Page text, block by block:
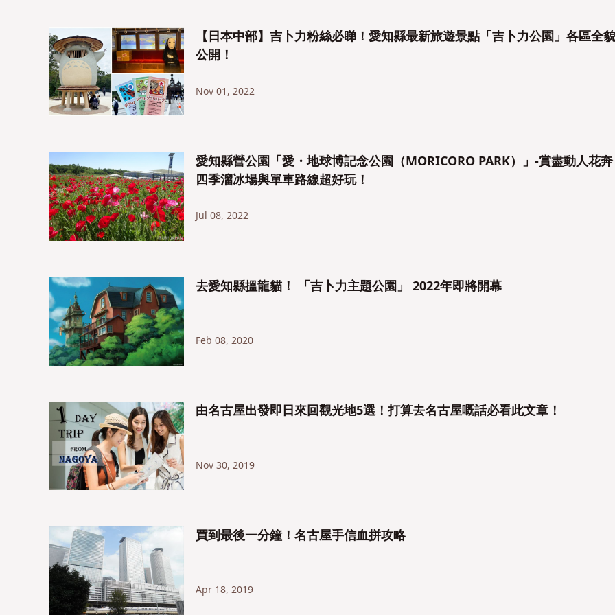
【日本中部】吉卜力粉絲必睇！愛知縣最新旅遊景點「吉卜力公園」各區全
公開！
Nov 01, 2022
愛知縣營公園「愛・地球博記念公園（MORICORO PARK）」-賞盡動人花
四季溜冰場與單車路線超好玩！
Jul 08, 2022
去愛知縣搵龍貓！ 「吉卜力主題公園」 2022年即將開幕
Feb 08, 2020
由名古屋出發即日來回觀光地5選！打算去名古屋嘅話必看此文章！
Nov 30, 2019
買到最後一分鐘！名古屋手信血拼攻略
Apr 18, 2019